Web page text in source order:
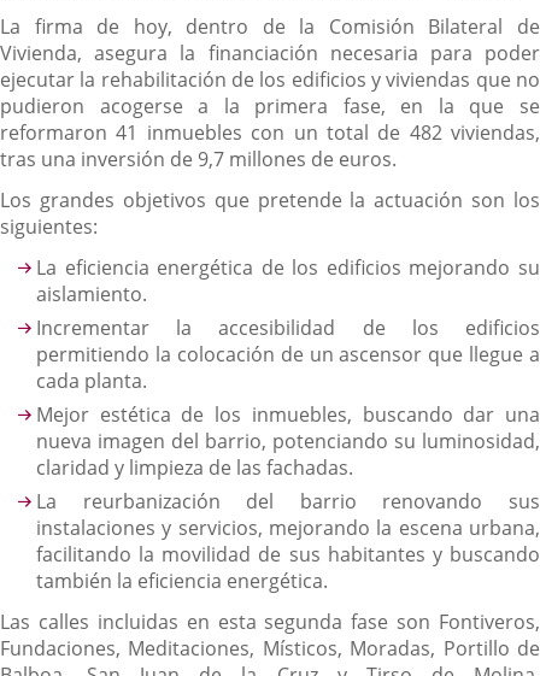
La firma de hoy, dentro de la Comisión Bilateral de
Vivienda, asegura la financiación necesaria para poder
ejecutar la rehabilitación de los edificios y viviendas que no
pudieron acogerse a la primera fase, en la que se
reformaron 41 inmuebles con un total de 482 viviendas,
tras una inversión de 9,7 millones de euros.
Los grandes objetivos que pretende la actuación son los
siguientes:
La eficiencia energética de los edificios mejorando su
aislamiento.
Incrementar la accesibilidad de los edificios
permitiendo la colocación de un ascensor que llegue a
cada planta.
Mejor estética de los inmuebles, buscando dar una
nueva imagen del barrio, potenciando su luminosidad,
claridad y limpieza de las fachadas.
La reurbanización del barrio renovando sus
instalaciones y servicios, mejorando la escena urbana,
facilitando la movilidad de sus habitantes y buscando
también la eficiencia energética.
Las calles incluidas en esta segunda fase son Fontiveros,
Fundaciones, Meditaciones, Místicos, Moradas, Portillo de